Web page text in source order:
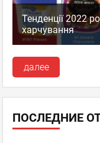
Тенденції 2022
харчування
далее
ПОСЛЕДНИЕ